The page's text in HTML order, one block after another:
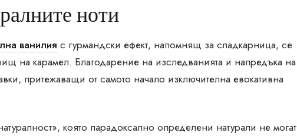
ноти
ванилия с гурмандски ефект, напомнящ за сладкарница, се
на карамел. Благодарение на изследванията и напредъка на
притежаващи от самото начало изключителна евокативна
която парадоксално определени натурали не могат